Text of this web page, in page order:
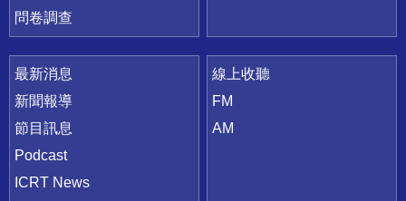
問卷調查
最新消息
新聞報導
節目訊息
Podcast
ICRT News
線上收聽
FM
AM